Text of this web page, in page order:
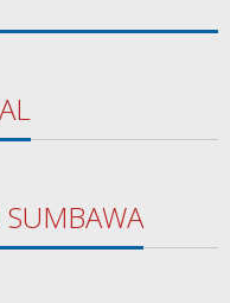
SUMBAWA